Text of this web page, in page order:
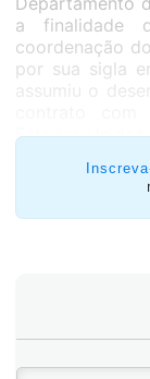
a finalidade
coordenação
por sua sigla
assumiu o
Estados Unidos.
Embora a
funções desde
de uma
de parâmetros
essa função